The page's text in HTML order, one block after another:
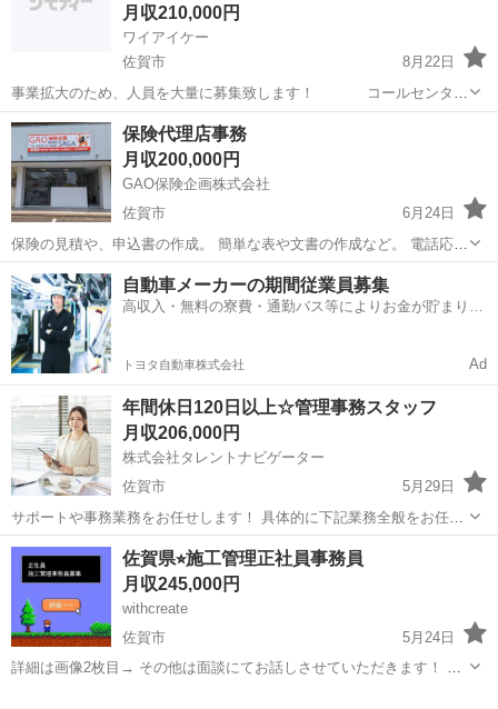
～…
月収210,000円
ワイアイケー
佐賀市
8月22日
事業拡大のため、人員を大量に募集致します！ コールセンター
でのお客様対応やイベントプロモーション促進、営業など それぞれの
ポジションで募集しております。 業界経験は不問！ 未経験の方も積極
的に採用してお...
佐賀 佐賀市 事務 社員
保険代理店事務
月収200,000円
GAO保険企画株式会社
佐賀市
6月24日
保険の見積や、申込書の作成。 簡単な表や文書の作成など。 電話応
対、来店対応。 試用期間中（3ヶ月）に、損害保険募集人資格の取得
が必要です。 費用は会社負担です。
佐賀 佐賀市 営業事務 損害保険
自動車メーカーの期間従業員募集
高収入・無料の寮費・通勤バス等によりお金が貯まりや
トヨタ自動車株式会社 Ad
年間休日120日以上☆管理事務スタッフ
月収206,000円
株式会社タレントナビゲーター
佐賀市
5月29日
サポートや事務業務をお任せします！ 具体的に下記業務全般をお任せ
します。 ★建築・土木・電気・設備工事のサポート事務 ★書類作成・
備品発注・設計図面の修正 ★工事現場の写真撮影・スケジュール作成
等 ...
佐賀 佐賀市 事務 業務
佐賀県⭐︎施工管理正社員事務員
月収245,000円
withcreate
佐賀市
5月24日
詳細は画像2枚目→ その他は面談にてお話しさせていただきます！ お